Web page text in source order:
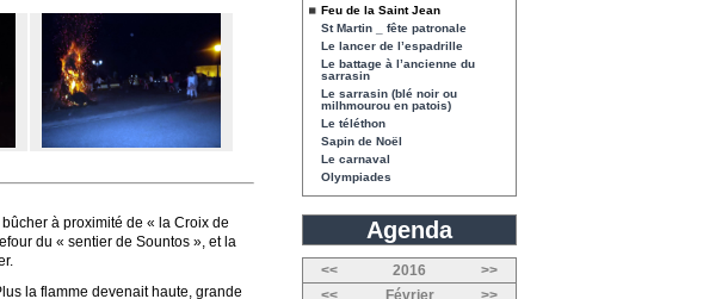
à proximité de « la Croix de
du « sentier de Sountos », et la
la flamme devenait haute, grande
Feu de la Saint Jean
St Martin _ fête patronale
Le lancer de l’espadrille
Le battage à l’ancienne du
sarrasin
Le sarrasin (blé noir ou
milhmourou en patois)
Le téléthon
Sapin de Noël
Le carnaval
Olympiades
Agenda
<< 2016
>>
<<
Février >>